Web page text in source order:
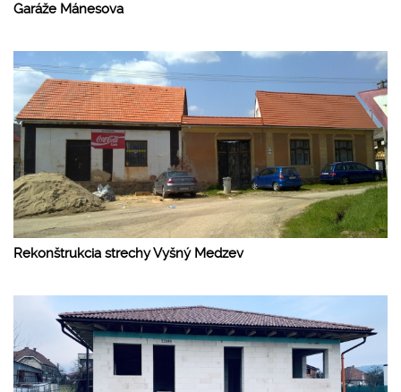
Garáže Mánesova
Rekonštrukcia strechy Vyšný Medzev